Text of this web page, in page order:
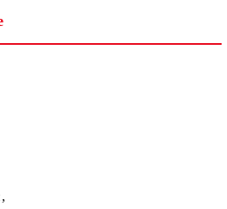
на работния ден.